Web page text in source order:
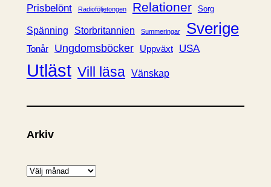
Prisbelönt
Radioföljetongen Relationer Sorg
Spänning Storbritannien Summeringar Sverige
Tonår Ungdomsböcker Uppväxt USA
Utläst Vill läsa Vänskap
Arkiv
A